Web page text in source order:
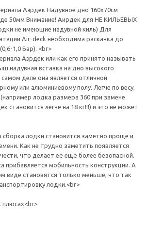
Аэрдек Надувное дно 160х70см
50мм Внимание! Аирдек для НЕ КИЛЬЕВЫХ
не имеющие надувной киль) Для
Air-deck необходима раскачка до
1,0 Бар). <br>
Аэрдек или как его принято называть
надувная вставка на дно высокого
деле она является отличной
или алюминиевому полу. Легче по весу,
лодка размера 360 при замене
становится легче на 18 кг!!!) и это не может
лодки становится заметно проще и
Как не трудно заметить появляется
что делает её ещё более безопасной.
прибавляется мобильность конструкции. А
виде становятся только меньше, что так
лодки.<br>
плюсах<br>